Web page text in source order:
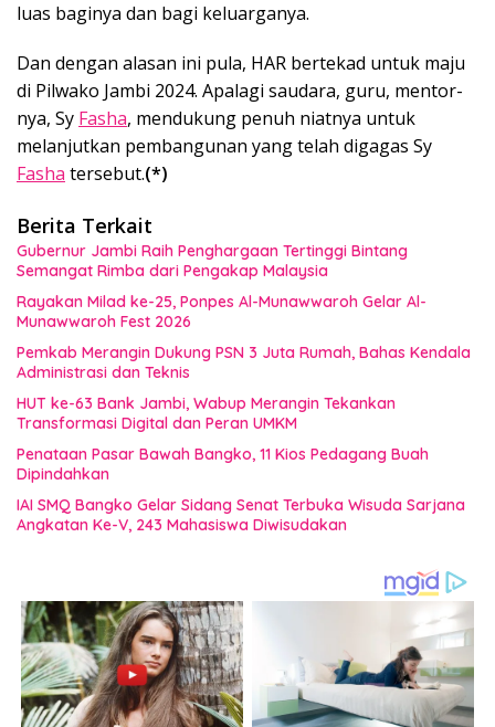
luas baginya dan bagi keluarganya.
Dan dengan alasan ini pula, HAR bertekad untuk maju
di Pilwako Jambi 2024. Apalagi saudara, guru, mentor-
nya, Sy Fasha, mendukung penuh niatnya untuk
melanjutkan pembangunan yang telah digagas Sy
Fasha tersebut.(*)
Berita Terkait
Gubernur Jambi Raih Penghargaan Tertinggi Bintang
Semangat Rimba dari Pengakap Malaysia
Rayakan Milad ke-25, Ponpes Al-Munawwaroh Gelar Al-
Munawwaroh Fest 2026
Pemkab Merangin Dukung PSN 3 Juta Rumah, Bahas Kendala
Administrasi dan Teknis
HUT ke-63 Bank Jambi, Wabup Merangin Tekankan
Transformasi Digital dan Peran UMKM
Penataan Pasar Bawah Bangko, 11 Kios Pedagang Buah
Dipindahkan
IAI SMQ Bangko Gelar Sidang Senat Terbuka Wisuda Sarjana
Angkatan Ke-V, 243 Mahasiswa Diwisudakan